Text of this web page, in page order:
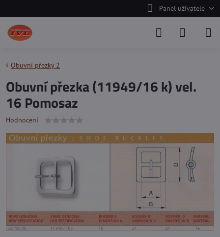
Panel uživatele
Obuvní přezky 2
Obuvní přezka (11949/16 k) vel.
16 Pomosaz
Hodnocení